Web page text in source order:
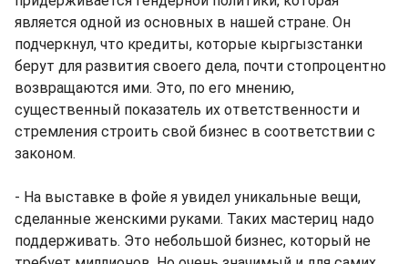
является одной из основных в нашей стране. Он
подчеркнул, что кредиты, которые кыргызстанки
берут для развития своего дела, почти стопроцентно
возвращаются ими. Это, по его мнению,
существенный показатель их ответственности и
стремления строить свой бизнес в соответствии с
законом.
- На выставке в фойе я увидел уникальные вещи,
сделанные женскими руками. Таких мастериц надо
поддерживать. Это небольшой бизнес, который не